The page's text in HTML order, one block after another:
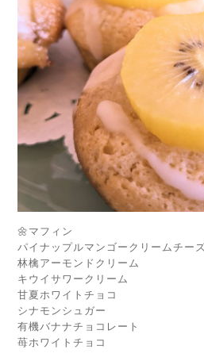
🌼マフィン
パイナップルマンゴークリームチー
林檎アーモンドクリーム
キウイサワークリーム
甘夏ホワイトチョコ
シナモンシュガー
有機バナナチョコレート
苺ホワイトチョコ